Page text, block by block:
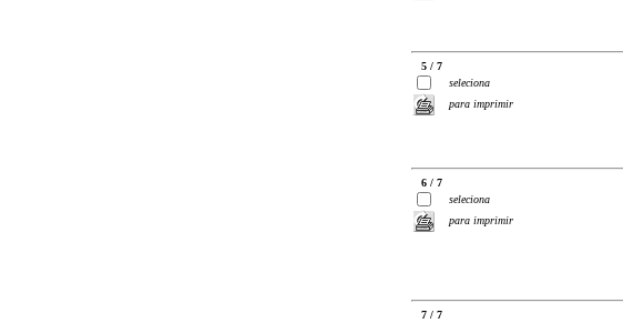
5 / 7
seleciona
para imprimir
6 / 7
seleciona
para imprimir
7 / 7